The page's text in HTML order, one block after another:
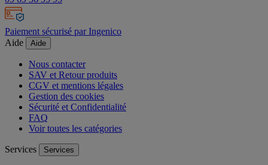
Paiement sécurisé par Ingenico
Aide
Aide
Nous contacter
SAV et Retour produits
CGV et mentions légales
Gestion des cookies
Sécurité et Confidentialité
FAQ
Voir toutes les catégories
Services Services